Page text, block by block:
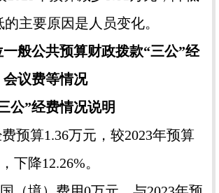
的主要原因是人员变化。
般公共预算财政拨款“三公”经
议费等情况
”经费情况说明
算1.36万元，较2023年预算
下降12.26%。